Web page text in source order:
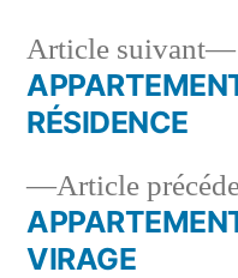
Navigation
l’article
Article
VIRAGE
Article suivant
RÉSIDENCE